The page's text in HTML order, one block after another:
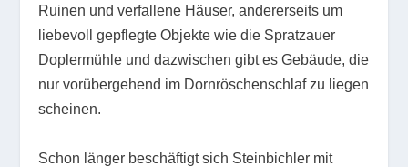
Ruinen und verfallene Häuser, andererseits um
liebevoll gepflegte Objekte wie die Spratzauer
Doplermühle und dazwischen gibt es Gebäude, die
nur vorübergehend im Dornröschenschlaf zu liegen
scheinen.
Schon länger beschäftigt sich Steinbichler mit